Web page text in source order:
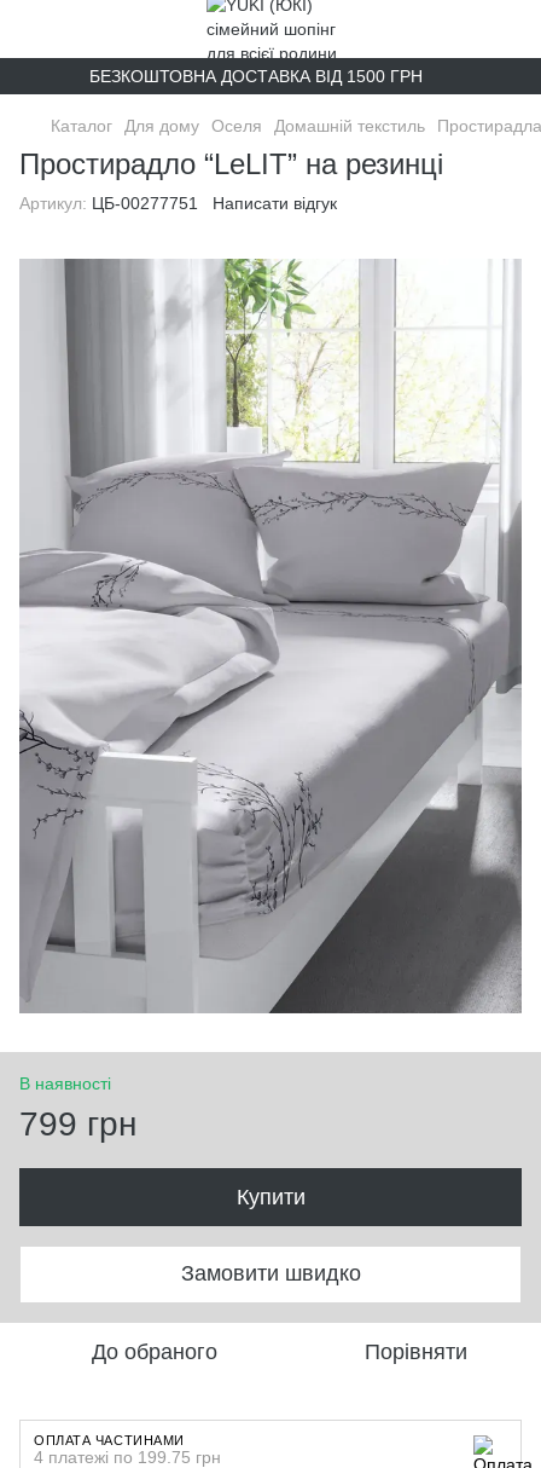
БЕЗКОШТОВНА ДОСТАВКА ВІД 1500 ГРН
Каталог Для дому Оселя Домашній текстиль
Простирадло “LeLIT” на резинці
Артикул: ЦБ-00277751 Написати відгук
В наявності
799 грн
Купити
Замовити швидко
До обраного Порівняти
ОПЛАТА ЧАСТИНАМИ
4 платежі по 199.75 грн